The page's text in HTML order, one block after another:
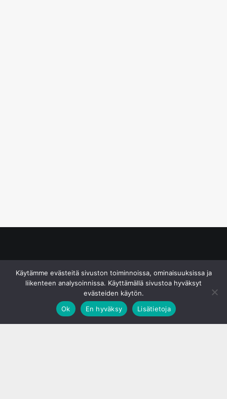
Käytämme evästeitä sivuston toiminnoissa, ominaisuuksissa ja
liikenteen analysoinnissa. Käyttämällä sivustoa hyväksyt
evästeiden käytön.
Ok
En hyväksy Lisätietoja